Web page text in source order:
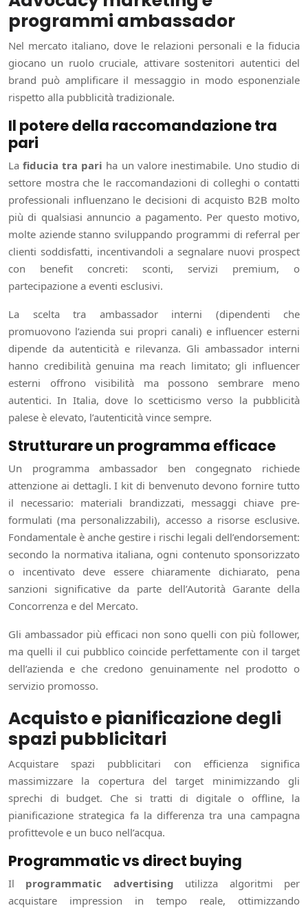
programmi ambassador
Nel mercato italiano, dove le relazioni personali e la fiducia
giocano un ruolo cruciale, attivare sostenitori autentici del
brand può amplificare il messaggio in modo esponenziale
rispetto alla pubblicità tradizionale.
Il potere della raccomandazione tra
pari
Lafiducia tra pari ha un valore inestimabile. Uno studio di
settore mostra che le raccomandazioni di colleghi o contatti
professionali influenzano le decisioni di acquisto B2B molto
più di qualsiasi annuncio a pagamento. Per questo motivo,
molte aziende stanno sviluppando programmi di referral per
clienti soddisfatti, incentivandoli a segnalare nuovi prospect
con benefit concreti: sconti, servizi premium, o
partecipazione a eventi esclusivi.
La scelta tra ambassador interni (dipendenti che
promuovono l’azienda sui propri canali) e influencer esterni
dipende da autenticità e rilevanza. Gli ambassador interni
hanno credibilità genuina ma reach limitato; gli influencer
esterni offrono visibilità ma possono sembrare meno
autentici. In Italia, dove lo scetticismo verso la pubblicità
palese è elevato, l’autenticità vince sempre.
Strutturare un programma efficace
Un programma ambassador ben congegnato richiede
attenzione ai dettagli. I kit di benvenuto devono fornire tutto
il necessario: materiali brandizzati, messaggi chiave pre-
formulati (ma personalizzabili), accesso a risorse esclusive.
Fondamentale è anche gestire i rischi legali dell’endorsement:
secondo la normativa italiana, ogni contenuto sponsorizzato
o incentivato deve essere chiaramente dichiarato, pena
sanzioni significative da parte dell’Autorità Garante della
Concorrenza e del Mercato.
Gli ambassador più efficaci non sono quelli con più follower,
ma quelli il cui pubblico coincide perfettamente con il target
dell’azienda e che credono genuinamente nel prodotto o
servizio promosso.
Acquisto e pianificazione degli
spazi pubblicitari
Acquistare spazi pubblicitari con efficienza significa
massimizzare la copertura del target minimizzando gli
sprechi di budget. Che si tratti di digitale o offline, la
pianificazione strategica fa la differenza tra una campagna
profittevole e un buco nell’acqua.
Programmatic vs direct buying
Il programmatic advertising utilizza algoritmi per
acquistare impression in tempo reale, ottimizzando